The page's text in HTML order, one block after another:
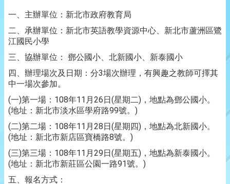
一、主辦單位：新北市政府教育局
二、承辦單位：新北市英語教學資源中心、新北市蘆洲區鷺
江國民小學
三、協辦單位： 鄧公國小、北新國小、新泰國小
四、辦理場次及日期：分3場次辦理，有興趣之教師可擇其
中一場次參加。
(一)第一場：108年11月26日(星期二)，地點為鄧公國小。
(地址：新北市淡水區學府路99號。)
(二)第二場：108年11月28日(星期四)，地點為北新國小。
(地址：新北市新店區寶橋路8號。)
(三)第三場：108年11月29日(星期五)，地點為新泰國小。
(地址：新北市新莊區公園一路91號。)
五、報名方式：